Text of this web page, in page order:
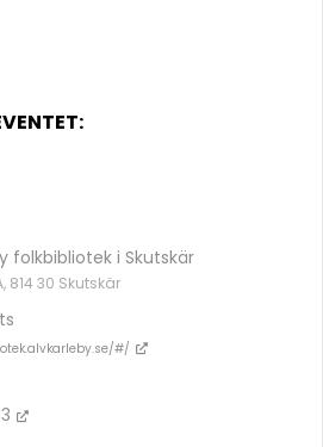
folkbibliotek i Skutskär
814 30 Skutskär
#/